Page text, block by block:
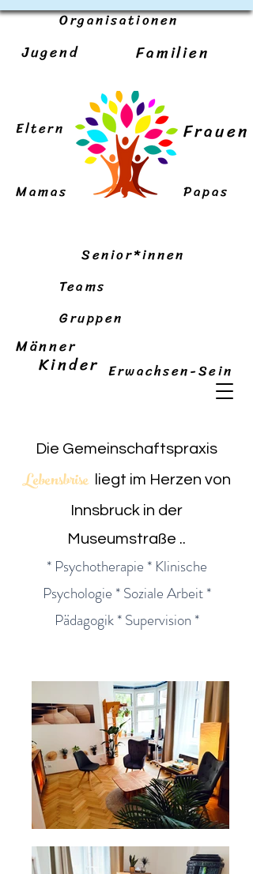
Papas
Senior*innen
Familien
Kinder
Jugend
Erwachsen-Sein
Mamas
Eltern Frauen
Männer
Teams
Gruppen
Organisationen
Die Gemeinschaftspraxis
Lebensbrise
liegt im Herzen von
Innsbruck in der
Museumstraße ..
* Psychotherapie * Klinische
Psychologie * Soziale Arbeit *
Pädagogik * Supervision *